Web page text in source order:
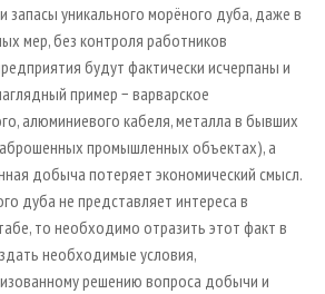
запасы уникального морёного дуба, даже в
мер, без контроля работников
будут фактически исчерпаны и
пример − варварское
алюминиевого кабеля, металла в бывших
промышленных объектах), а
добыча потеряет экономический смысл.
дуба не представляет интереса в
то необходимо отразить этот факт в
необходимые условия,
решению вопроса добычи и